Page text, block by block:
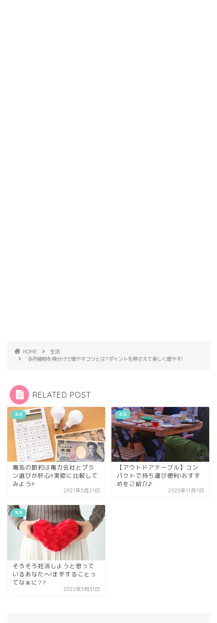
HOME
生活
多肉植物を株分けで増やすコツとは?ポイントを押さえて楽しく増やす!
RELATED POST
生活
電気の節約は電力会社とプラ
ン選びが肝心!!実際に比較して
みよう!!
2021年5月21日
生活
【アウトドアテーブル】コン
パクトで持ち運び便利!おすす
めをご紹介♪
2020年11月7日
生活
そろそろ妊活しようと思って
いるあなたへ!まずすることっ
てなぁに??
2020年5月31日